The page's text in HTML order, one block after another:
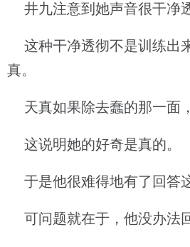
井九注意到她声音很干净
这种干净透彻不是训练出
真。
天真如果除去蠢的那一面
这说明她的好奇是真的。
于是他很难得地有了回答
可问题就在于，他没办法